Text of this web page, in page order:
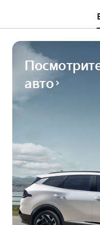
авто